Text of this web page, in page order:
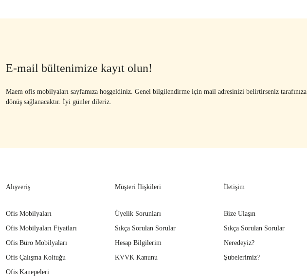
E-mail bültenimize kayıt olun!
Maem ofis mobilyaları sayfamıza hoşgeldiniz. Genel bilgilendirme için mail adresinizi belirtirseniz tarafınıza
dönüş sağlanacaktır. İyi günler dileriz.
Alışveriş
Ofis Mobilyaları
Ofis Mobilyaları Fiyatları
Ofis Büro Mobilyaları
Ofis Çalışma Koltuğu
Ofis Kanepeleri
Müşteri İlişkileri
Üyelik Sorunları
Sıkça Sorulan Sorular
Hesap Bilgilerim
KVVK Kanunu
İletişim
Bize Ulaşın
Sıkça Sorulan Sorular
Neredeyiz?
Şubelerimiz?